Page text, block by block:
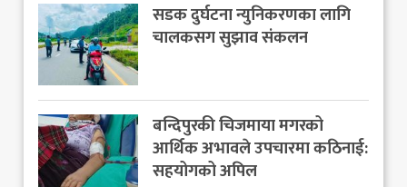
सडक दुर्घटना न्युनिकरणका लागि
चालकसग सुझाव संकलन
बन्दिपुरकी चिजमाया मगरको
आर्थिक अभावले उपचारमा कठिनाई:
सहयोगको अपिल